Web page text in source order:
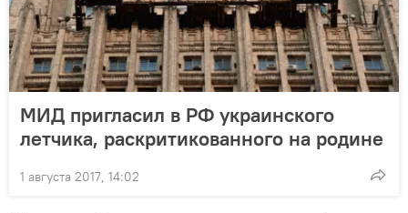
МИД пригласил в РФ украинского
летчика, раскритикованного на родине
1 августа 2017, 14:02